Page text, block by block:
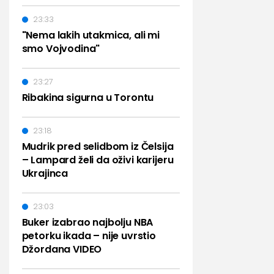
"Nema lakih utakmica, ali mi
smo Vojvodina"
23:33
Ribakina sigurna u Torontu
23:27
Mudrik pred selidbom iz Čelsija
– Lampard želi da oživi karijeru
Ukrajinca
23:18
Buker izabrao najbolju NBA
petorku ikada – nije uvrstio
Džordana VIDEO
23:03